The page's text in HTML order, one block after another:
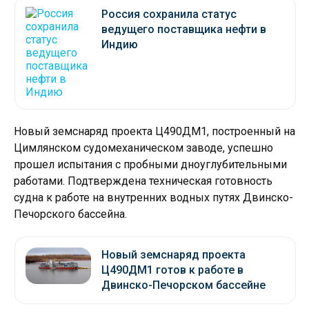
Россия сохранила статус
ведущего поставщика нефти в
Индию
Новый земснаряд проекта Ц490ДМ1, построенный на
Цимлянском судомеханическом заводе, успешно
прошел испытания с пробными дноуглубительными
работами. Подтверждена техническая готовность
судна к работе на внутренних водных путях Двинско-
Печорского бассейна.
Новый земснаряд проекта
Ц490ДМ1 готов к работе в
Двинско-Печорском бассейне